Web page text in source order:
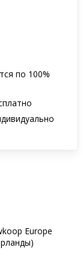
по 100%
Europe